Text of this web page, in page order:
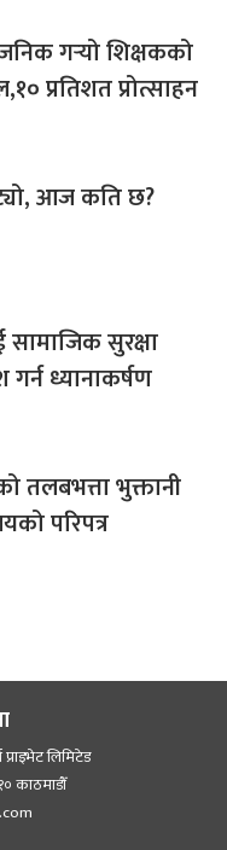
गर्‍यो शिक्षकको
प्रतिशत प्रोत्साहन
आज कति छ?
सुरक्षा
ध्यानाकर्षण
तलबभत्ता भुक्तानी
परिपत्र
लिमिटेड
काठमाडौँ